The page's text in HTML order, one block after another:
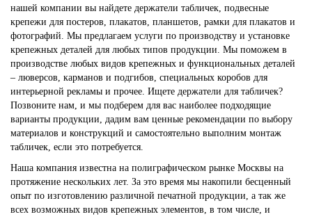
нашей компании вы найдете держатели табличек, подвесные
крепежи для постеров, плакатов, планшетов, рамки для плакатов и
фотографий. Мы предлагаем услуги по производству и установке
крепежных деталей для любых типов продукции. Мы поможем в
производстве любых видов крепежных и функциональных деталей
– люверсов, карманов и подгибов, специальных коробов для
интерьерной рекламы и прочее. Ищете держатели для табличек?
Позвоните нам, и мы подберем для вас наиболее подходящие
варианты продукции, дадим вам ценные рекомендации по выбору
материалов и конструкций и самостоятельно выполним монтаж
табличек, если это потребуется.
Наша компания известна на полиграфическом рынке Москвы на
протяжение нескольких лет. За это время мы накопили бесценный
опыт по изготовлению различной печатной продукции, а так же
всех возможных видов крепежных элементов, в том числе, и